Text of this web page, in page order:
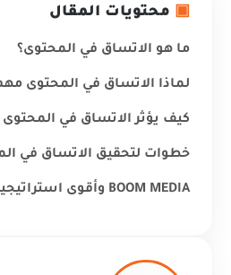
▣ محتويات المقال
ما هو الاتساق في المحتوى؟
لماذا الاتساق في المحتوى
كيف يؤثر الاتساق في
خطوات لتحقيق الاتساق في
BOOM MEDIA وأقوى استراتيجيات الاتساق